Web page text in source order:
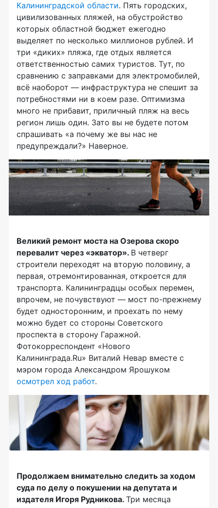
Калининградской области. Пять городских,
цивилизованных пляжей, на обустройство
которых областной бюджет ежегодно
выделяет по несколько миллионов рублей. И
три «диких» пляжа, где отдых является
ответственностью самих туристов. Тут, по
сравнению с заправками для электромобилей,
всё наоборот — инфраструктура не спешит за
потребностями ни в коем разе. Оптимизма
много не прибавит, приличный пляж на весь
регион лишь один. Зато вы не будете потом
спрашивать «а почему же вы нас не
предупреждали?» Наверное.
Великий ремонт моста на Озерова скоро
перевалит через «экватор». В четверг
строители переходят на вторую половину, а
первая, отремонтированная, откроется для
транспорта. Калининградцы особых перемен,
впрочем, не почувствуют — мост по-прежнему
будет односторонним, и проехать по нему
можно будет со стороны Советского
проспекта в сторону Гаражной.
Фотокорреспондент «Нового
Калининграда.Ru» Виталий Невар вместе с
мэром города Александром Ярошуком
осмотрел ход работ.
Продолжаем внимательно следить за ходом
суда по делу о покушении на депутата и
издателя Игоря Рудникова. Три месяца